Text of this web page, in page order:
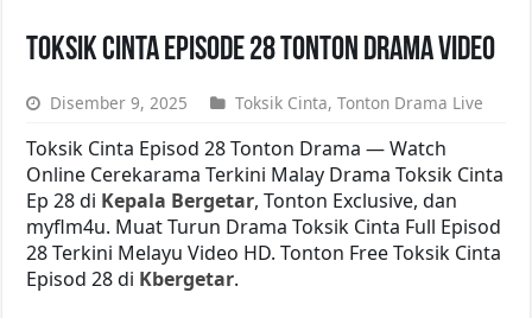
Toksik Cinta Episode 28 Tonton Drama Video
Disember 9, 2025 Toksik Cinta,Tonton Drama Live
Toksik Cinta Episod 28 Tonton Drama — Watch
Online Cerekarama Terkini Malay Drama Toksik Cinta
Ep 28 di Kepala Bergetar, Tonton Exclusive, dan
myflm4u. Muat Turun Drama Toksik Cinta Full Episod
28 Terkini Melayu Video HD. Tonton Free Toksik Cinta
Episod 28 di Kbergetar.